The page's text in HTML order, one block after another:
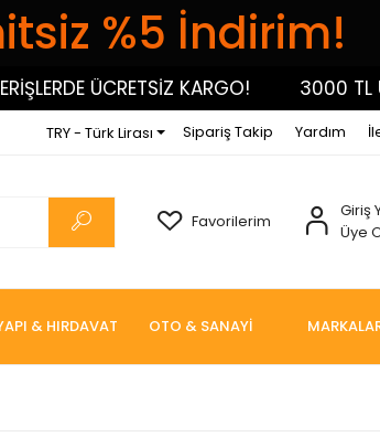
%5 İndirim!
ÜCRETSİZ KARGO! 3000 TL
TRY - Türk Lirası Sipariş Takip Yardım
Favorilerim
Giriş
Üye
& HIRDAVAT OTO & SANAYİ